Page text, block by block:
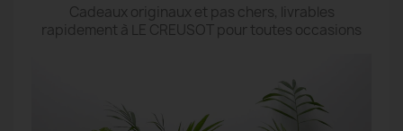
Cadeaux originaux et pas chers, livrables
rapidement à LE CREUSOT pour toutes occasions